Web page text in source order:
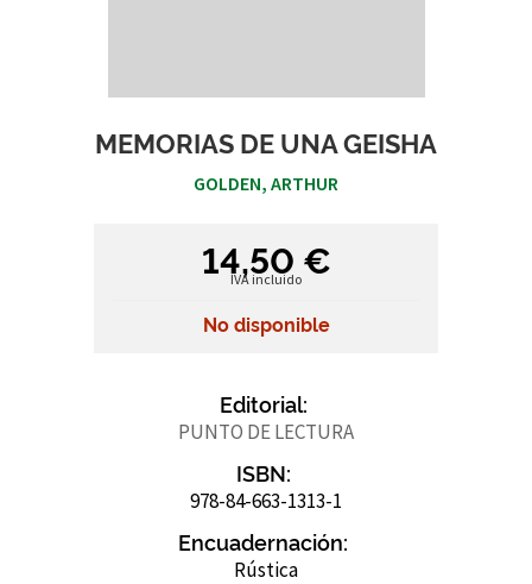
MEMORIAS DE UNA GEISHA
GOLDEN, ARTHUR
14,50 €
IVA incluido
No disponible
Editorial:
PUNTO DE LECTURA
ISBN:
978-84-663-1313-1
Encuadernación:
Rústica